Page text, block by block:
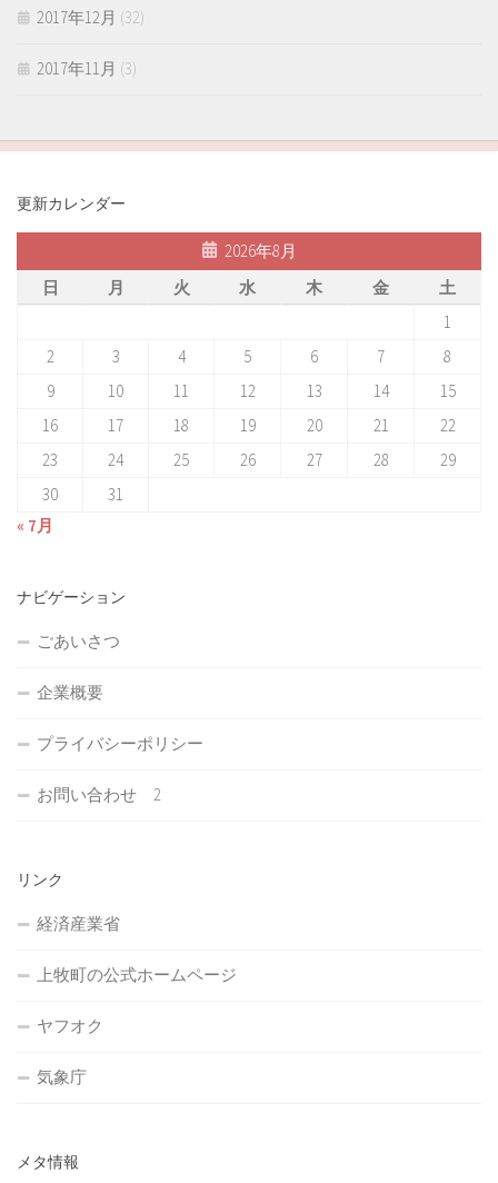
2017年12月 (32)
2017年11月 (3)
更新カレンダー
2026年8月
日
月 火 水 木 金
土
1
2
3 4 5 6 7
8
9
10 11 12 13 14
15
16
17 18 19 20 21
22
23
24 25 26 27 28
29
30
31
« 7月
ナビゲーション
ごあいさつ
企業概要
プライバシーポリシー
お問い合わせ 2
リンク
経済産業省
上牧町の公式ホームページ
ヤフオク
気象庁
メタ情報